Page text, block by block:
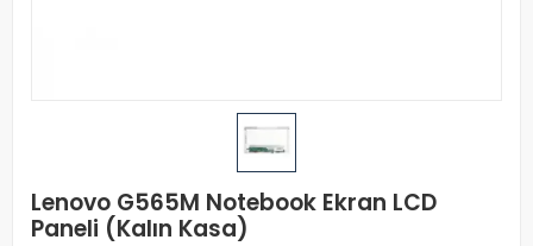
Lenovo G565M Notebook Ekran LCD
Paneli (Kalın Kasa)